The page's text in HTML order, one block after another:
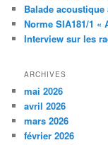
Balade acoustique
Norme SIA181/1 «
Interview sur les
ARCHIVES
mai 2026
avril 2026
mars 2026
février 2026